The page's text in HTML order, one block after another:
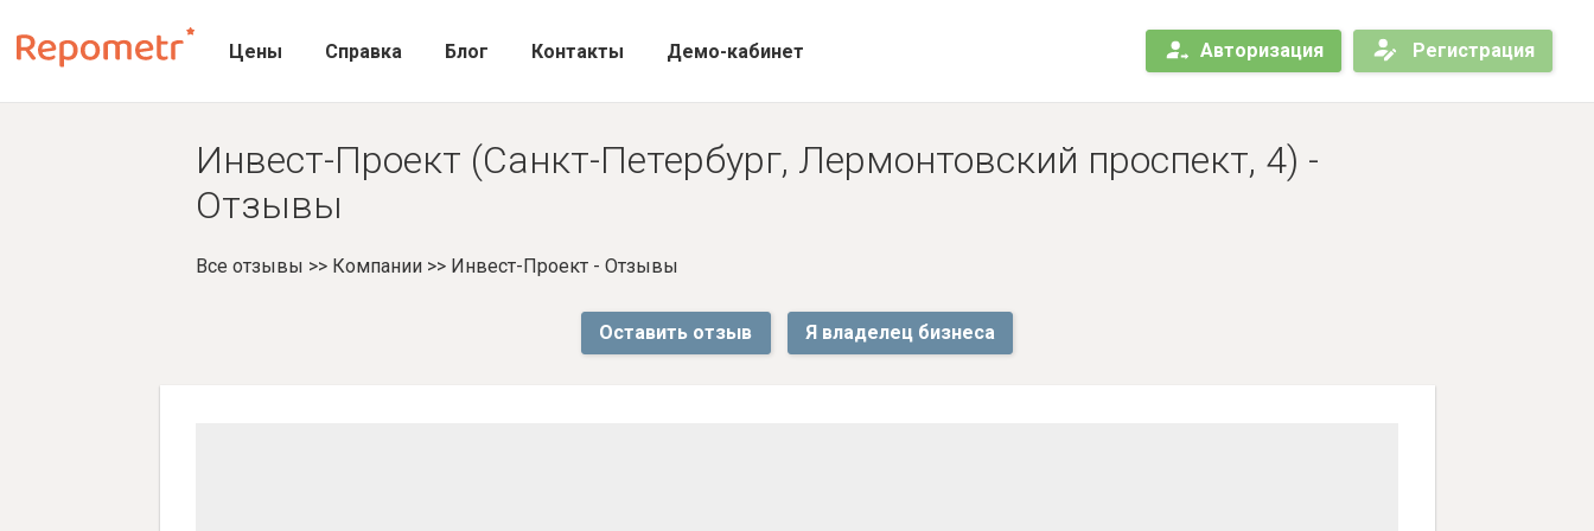
Цены Справка Блог Контакты Демо-кабинет Авторизация Регистрация
Инвест-Проект (Санкт-Петербург, Лермонтовский проспект, 4) -
Отзывы
Все отзывы >> Компании>> Инвест-Проект - Отзывы
Оставить отзыв Я владелец бизнеса